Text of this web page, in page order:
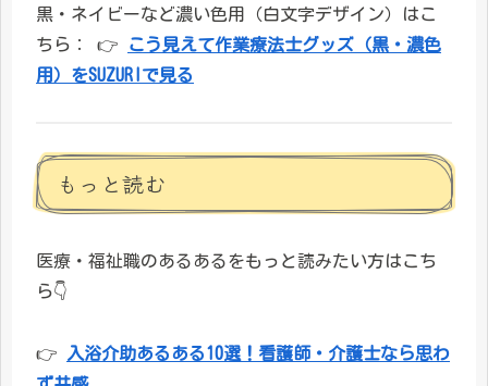
黒・ネイビーなど濃い色用（白文字デザイン）はこ
ちら： 👉
こう見えて作業療法士グッズ（黒・濃色
用）をSUZURIで見る
もっと読む
医療・福祉職のあるあるをもっと読みたい方はこち
ら👇
👉
入浴介助あるある10選！看護師・介護士なら思わ